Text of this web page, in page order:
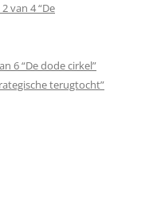
van 4 “De
6 “De dode cirkel”
terugtocht”